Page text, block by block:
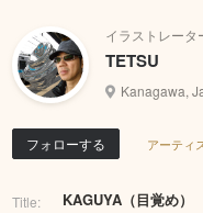
イラストレータ
TETSU
Kanagawa,
フォローする アーティ
Title: KAGUYA（目覚め）